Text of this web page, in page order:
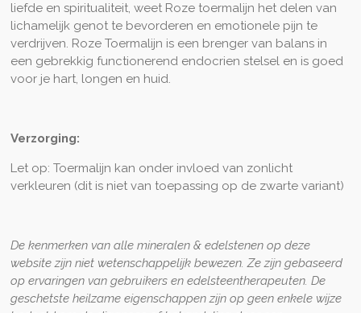
liefde en spiritualiteit, weet Roze toermalijn het delen van
lichamelijk genot te bevorderen en emotionele pijn te
verdrijven. Roze Toermalijn is een brenger van balans in
een gebrekkig functionerend endocrien stelsel en is goed
voor je hart, longen en huid.
Verzorging:
Let op: Toermalijn kan onder invloed van zonlicht
verkleuren (dit is niet van toepassing op de zwarte variant)
De kenmerken van alle mineralen & edelstenen op deze
website zijn niet wetenschappelijk bewezen. Ze zijn gebaseerd
op ervaringen van gebruikers en edelsteentherapeuten. De
geschetste heilzame eigenschappen zijn op geen enkele wijze